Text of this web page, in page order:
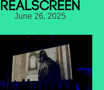
June 26, 2025